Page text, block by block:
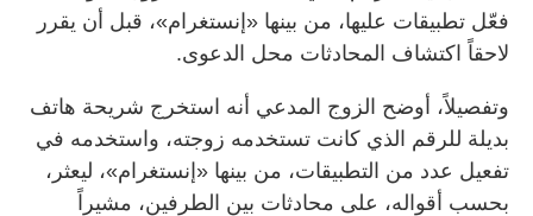
فعّل تطبيقات عليها، من بينها «إنستغرام»، قبل أن يقرر
لاحقاً اكتشاف المحادثات محل الدعوى.
وتفصيلاً، أوضح الزوج المدعي أنه استخرج شريحة هاتف
بديلة للرقم الذي كانت تستخدمه زوجته، واستخدمه في
تفعيل عدد من التطبيقات، من بينها «إنستغرام»، ليعثر،
بحسب أقواله، على محادثات بين الطرفين، مشيراً